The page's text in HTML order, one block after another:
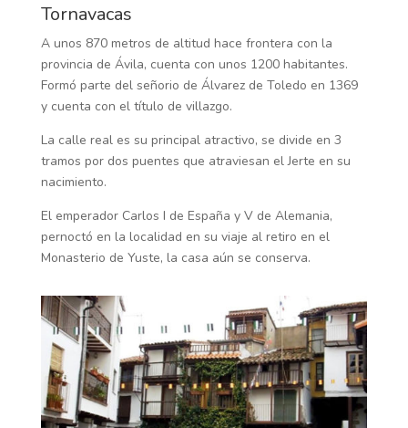
Tornavacas
A unos 870 metros de altitud hace frontera con la
provincia de Ávila, cuenta con unos 1200 habitantes.
Formó parte del señorio de Álvarez de Toledo en 1369
y cuenta con el título de villazgo.
La calle real es su principal atractivo, se divide en 3
tramos por dos puentes que atraviesan el Jerte en su
nacimiento.
El emperador Carlos I de España y V de Alemania,
pernoctó en la localidad en su viaje al retiro en el
Monasterio de Yuste, la casa aún se conserva.